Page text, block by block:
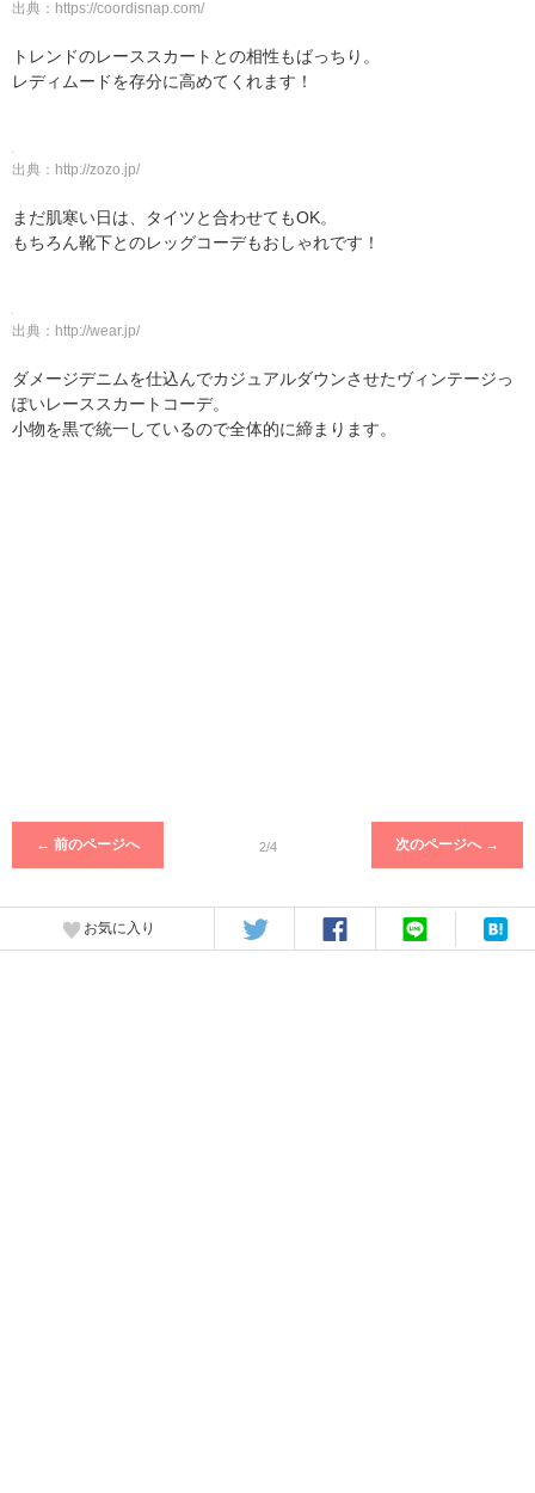
出典： https://coordisnap.com/
トレンドのレーススカートとの相性もばっちり。
レディムードを存分に高めてくれます！
出典： http://zozo.jp/
まだ肌寒い日は、タイツと合わせてもOK。
もちろん靴下とのレッグコーデもおしゃれです！
出典： http://wear.jp/
ダメージデニムを仕込んでカジュアルダウンさせたヴィンテージっ
ぽいレーススカートコーデ。
小物を黒で統一しているので全体的に締まります。
← 前のページへ 2/4 次のページへ →
お気に入り